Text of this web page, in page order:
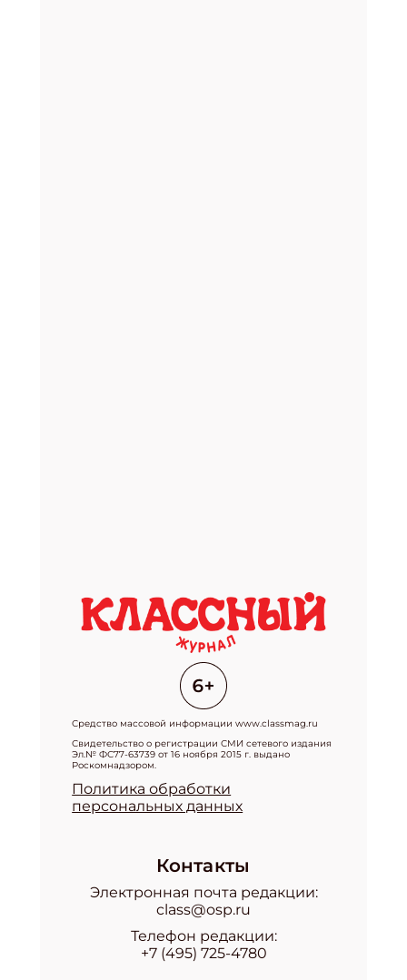
Средство массовой информации www.classmag.ru
Свидетельство о регистрации СМИ сетевого издания
Эл.№ ФС77-63739 от 16 ноября 2015 г. выдано
Роскомнадзором.
Политика обработки
персональных данных
Контакты
Электронная почта редакции:
class@osp.ru
Телефон редакции:
+7 (495) 725-4780